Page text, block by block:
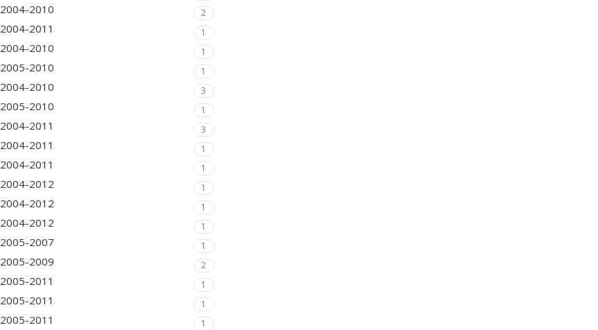
2004-2010 2
2004-2011 1
2004-2010 1
2005-2010 1
2004-2010 3
2005-2010 1
2004-2011 3
2004-2011 1
2004-2011 1
2004-2012 1
2004-2012 1
2004-2012 1
2005-2007 1
2005-2009 2
2005-2011 1
2005-2011 1
2005-2011 1